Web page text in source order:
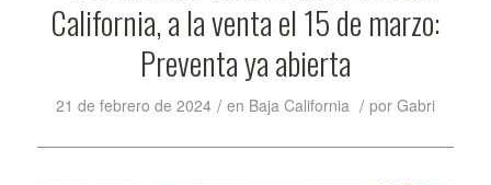
California, a la venta el 15 de marzo:
Preventa ya abierta
21 de febrero de 2024 / en Baja California / por Gabri